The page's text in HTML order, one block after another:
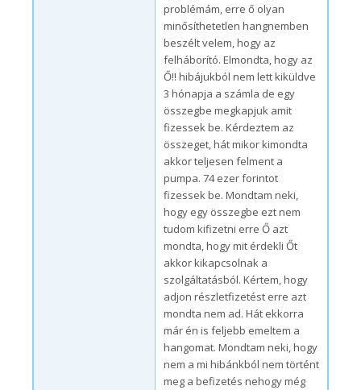
problémám, erre ő olyan
minősíthetetlen hangnemben
beszélt velem, hogy az
felháborító. Elmondta, hogy az
Ő!! hibájukból nem lett kiküldve
3 hónapja a számla de egy
összegbe megkapjuk amit
fizessek be. Kérdeztem az
összeget, hát mikor kimondta
akkor teljesen felment a
pumpa. 74 ezer forintot
fizessek be. Mondtam neki,
hogy egy összegbe ezt nem
tudom kifizetni erre Ő azt
mondta, hogy mit érdekli Őt
akkor kikapcsolnak a
szolgáltatásból. Kértem, hogy
adjon részletfizetést erre azt
mondta nem ad. Hát ekkorra
már én is feljebb emeltem a
hangomat. Mondtam neki, hogy
nem a mi hibánkból nem történt
meg a befizetés nehogy még